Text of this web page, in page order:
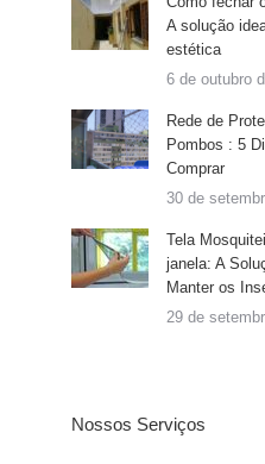
A solução
estética
6 de outubro
Rede de
Pombos : 5
Comprar
30 de
Tela
janela: A
Manter os
29 de
Nossos Serviços